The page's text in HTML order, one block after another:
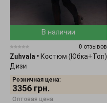
В наличии
0 отзывов
Zuhvala • Костюм (Юбка+Топ)
Дизи
Розничная цена:
3356 грн.
Оптовая цена: